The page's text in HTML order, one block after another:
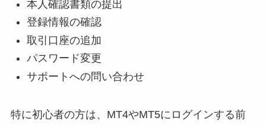
本人確認書類の提出
登録情報の確認
取引口座の追加
パスワード変更
サポートへの問い合わせ
特に初心者の方は、MT4やMT5にログインする前